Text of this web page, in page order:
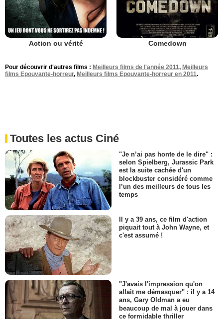
Action ou vérité Comedown
Pour découvrir d'autres films : Meilleurs films de l'année 2011, Meilleurs
films Epouvante-horreur, Meilleurs films Epouvante-horreur en 2011.
Toutes les actus Ciné
"Je n’ai pas honte de le dire" :
selon Spielberg, Jurassic Park
est la suite cachée d'un
blockbuster considéré comme
l’un des meilleurs de tous les
temps
Il y a 39 ans, ce film d'action
piquait tout à John Wayne, et
c'est assumé !
"J'avais l'impression qu'on
allait me démasquer" : il y a 14
ans, Gary Oldman a eu
beaucoup de mal à jouer dans
ce formidable thriller